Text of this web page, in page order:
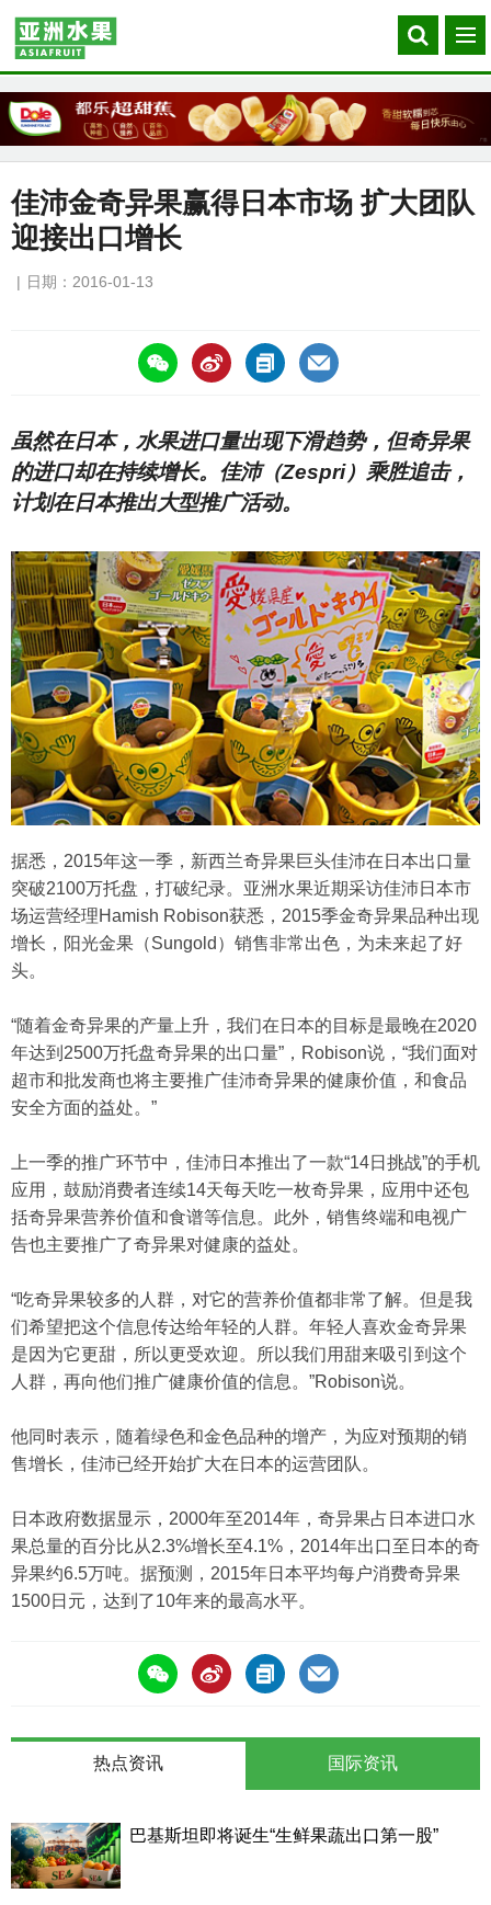
Search
our
菜
单
佳沛金奇异果赢得日本市场 扩大团队
迎接出口增长
日期：2016-01-13
https://asiafruitchina.net/15271.html
虽然在日本，水果进口量出现下滑趋势，但奇异果
的进口却在持续增长。佳沛（Zespri）乘胜追击，
计划在日本推出大型推广活动。
据悉，2015年这一季，新西兰奇异果巨头佳沛在日本出口量
突破2100万托盘，打破纪录。亚洲水果近期采访佳沛日本市
场运营经理Hamish Robison获悉，2015季金奇异果品种出现
增长，阳光金果（Sungold）销售非常出色，为未来起了好
头。
“随着金奇异果的产量上升，我们在日本的目标是最晚在2020
年达到2500万托盘奇异果的出口量”，Robison说，“我们面对
超市和批发商也将主要推广佳沛奇异果的健康价值，和食品
安全方面的益处。”
上一季的推广环节中，佳沛日本推出了一款“14日挑战”的手机
应用，鼓励消费者连续14天每天吃一枚奇异果，应用中还包
括奇异果营养价值和食谱等信息。此外，销售终端和电视广
告也主要推广了奇异果对健康的益处。
“吃奇异果较多的人群，对它的营养价值都非常了解。但是我
们希望把这个信息传达给年轻的人群。年轻人喜欢金奇异果
是因为它更甜，所以更受欢迎。所以我们用甜来吸引到这个
人群，再向他们推广健康价值的信息。”Robison说。
他同时表示，随着绿色和金色品种的增产，为应对预期的销
售增长，佳沛已经开始扩大在日本的运营团队。
日本政府数据显示，2000年至2014年，奇异果占日本进口水
果总量的百分比从2.3%增长至4.1%，2014年出口至日本的奇
异果约6.5万吨。据预测，2015年日本平均每户消费奇异果
1500日元，达到了10年来的最高水平。
热点资讯
巴基斯坦即将诞生“生鲜果蔬出口第一股”
国际资讯